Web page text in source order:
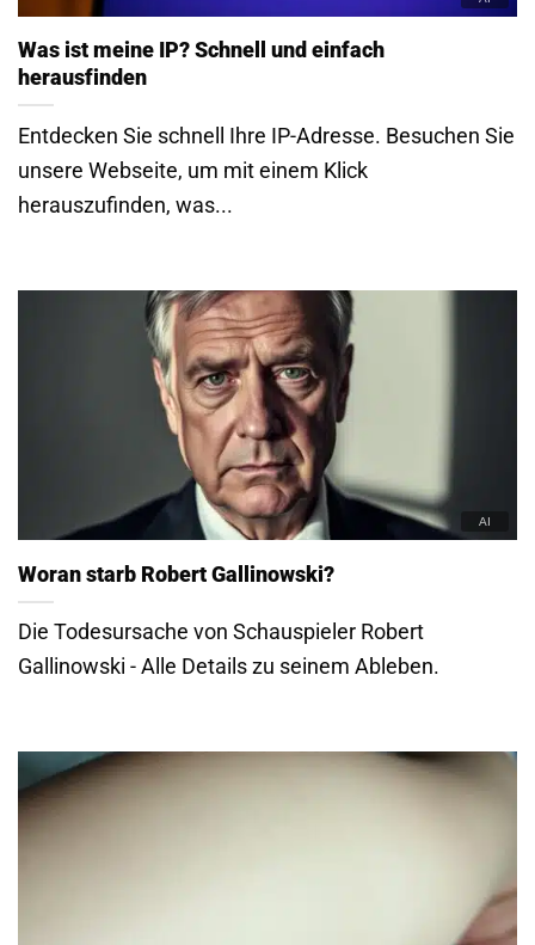
Was ist meine IP? Schnell und einfach
herausfinden
Entdecken Sie schnell Ihre IP-Adresse. Besuchen Sie
unsere Webseite, um mit einem Klick
herauszufinden, was...
Woran starb Robert Gallinowski?
Die Todesursache von Schauspieler Robert
Gallinowski - Alle Details zu seinem Ableben.